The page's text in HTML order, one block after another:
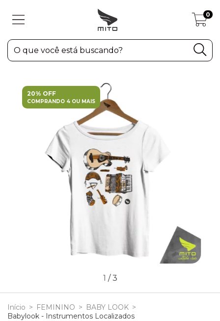
0
20% OFF
COMPRANDO 4 OU MAIS
1 /3
Início > FEMININO > BABY LOOK >
Babylook - Instrumentos Localizados